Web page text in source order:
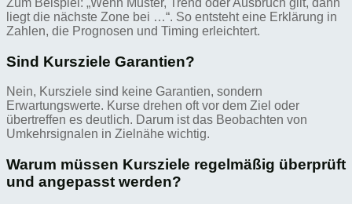
Zum Beispiel: „Wenn Muster, Trend oder Ausbruch gilt, dann
liegt die nächste Zone bei …“. So entsteht eine Erklärung in
Zahlen, die Prognosen und Timing erleichtert.
Sind Kursziele Garantien?
Nein, Kursziele sind keine Garantien, sondern
Erwartungswerte. Kurse drehen oft vor dem Ziel oder
übertreffen es deutlich. Darum ist das Beobachten von
Umkehrsignalen in Zielnähe wichtig.
Warum müssen Kursziele regelmäßig überprüft
und angepasst werden?